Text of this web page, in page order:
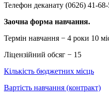
Телефон деканату (0626) 41-
Заочна форма навчання.
Термін навчання − 4 роки 10
Ліцензійний обсяг − 15
Кількість бюджетних місць
Вартість навчання (контракт)